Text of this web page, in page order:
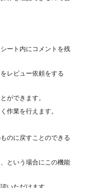
ート内にコメントを残
レビュー依頼をする
ができます。
作業を行えます。
のに戻すことのできる
という場合にこの機能